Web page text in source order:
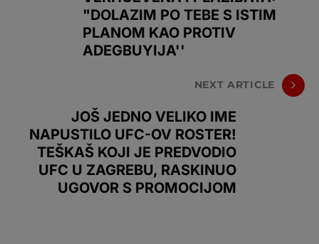
"DOLAZIM PO TEBE S ISTIM
PLANOM KAO PROTIV
ADEGBUYIJA''
NEXT ARTICLE
JOŠ JEDNO VELIKO IME
NAPUSTILO UFC-OV ROSTER!
TEŠKAŠ KOJI JE PREDVODIO
UFC U ZAGREBU, RASKINUO
UGOVOR S PROMOCIJOM